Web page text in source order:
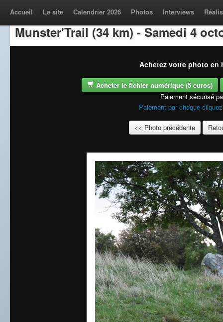
Accueil Le site Calendrier 2026 Photos Interviews
Munster'Trail (34 km) - Samedi 4
Achetez votre photo en
Acheter le fichier numérique (5 euros)
Paiement sécurisé
Paiement par chèque
<< Photo précédente